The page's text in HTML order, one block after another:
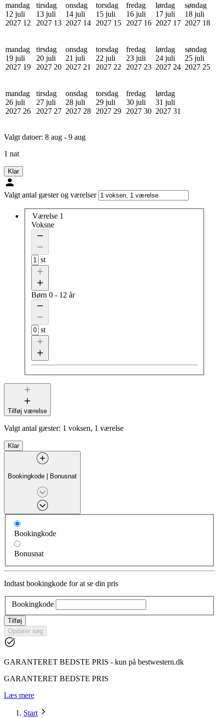
mandag
12 juli
2027 12
tirsdag
13 juli
2027 13
onsdag
14 juli
2027 14
torsdag
15 juli
2027 15
fredag
16 juli
2027 16
lørdag
17 juli
2027 17
søndag
18 juli
2027 18
mandag
19 juli
2027 19
tirsdag
20 juli
2027 20
onsdag
21 juli
2027 21
torsdag
22 juli
2027 22
fredag
23 juli
2027 23
lørdag
24 juli
2027 24
søndag
25 juli
2027 25
mandag
26 juli
2027 26
tirsdag
27 juli
2027 27
onsdag
28 juli
2027 28
torsdag
29 juli
2027 29
fredag
30 juli
2027 30
lørdag
31 juli
2027 31
Valgt datoer: 8 aug - 9 aug
1 nat
Klar
Valgt antal gæster og værelser
Værelse 1
Voksne
st
Børn 0 - 12 år
st
Tilføj værelse
Valgt antal gæster: 1 voksen, 1 værelse
Klar
Bookingkode | Bonusnat
Bookingkode
Bonusnat
Indtast bookingkode for at se din pris
Bookingkode
Tilføj
Opdater søg
GARANTERET BEDSTE PRIS - kun på bestwestern.dk
GARANTERET BEDSTE PRIS
Læs mere
Start